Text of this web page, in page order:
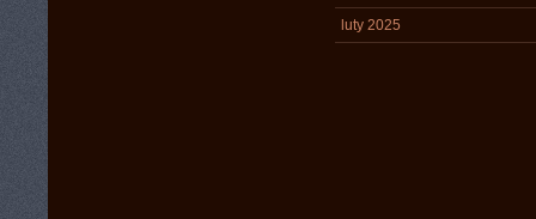
luty 2025